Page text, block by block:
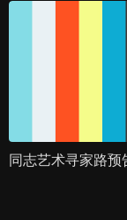
同志艺术寻家路